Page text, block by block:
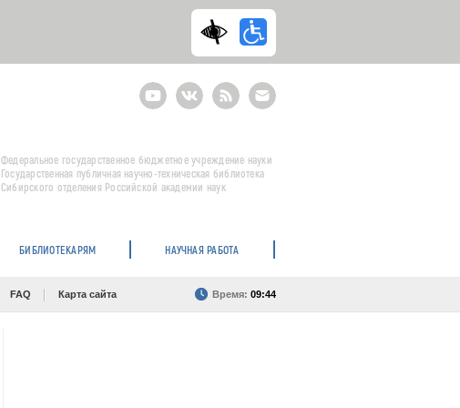
YoutubeВКонтактеRSS
E-
mail
подписка
Федеральное государственное бюджетное учреждение науки
Государственная публичная научно-техническая библиотека
Сибирского отделения Российской академии наук
БИБЛИОТЕКАРЯМ НАУЧНАЯ РАБОТА
FAQ Карта сайта Время: 09:44